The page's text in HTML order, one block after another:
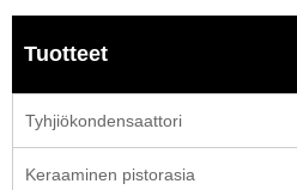
Tuotteet
Tyhjiökondensaattori
Keraaminen pistorasia